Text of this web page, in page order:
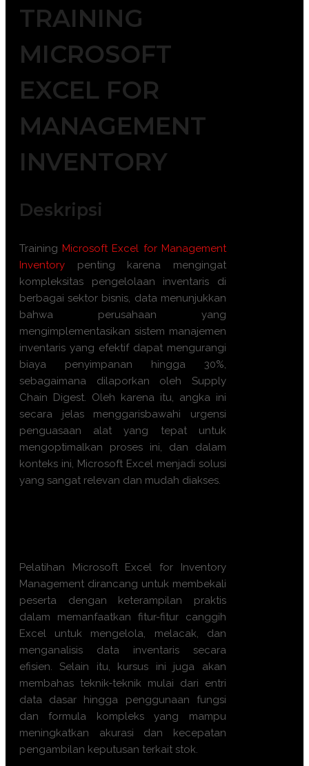
TRAINING
MICROSOFT
EXCEL FOR
MANAGEMENT
INVENTORY
Deskripsi
Training Microsoft Excel for Management
Inventory penting karena mengingat
kompleksitas pengelolaan inventaris di
berbagai sektor bisnis, data menunjukkan
bahwa perusahaan yang
mengimplementasikan sistem manajemen
inventaris yang efektif dapat mengurangi
biaya penyimpanan hingga 30%,
sebagaimana dilaporkan oleh Supply
Chain Digest. Oleh karena itu, angka ini
secara jelas menggarisbawahi urgensi
penguasaan alat yang tepat untuk
mengoptimalkan proses ini, dan dalam
konteks ini, Microsoft Excel menjadi solusi
yang sangat relevan dan mudah diakses.
Pelatihan Microsoft Excel for Inventory
Management dirancang untuk membekali
peserta dengan keterampilan praktis
dalam memanfaatkan fitur-fitur canggih
Excel untuk mengelola, melacak, dan
menganalisis data inventaris secara
efisien. Selain itu, kursus ini juga akan
membahas teknik-teknik mulai dari entri
data dasar hingga penggunaan fungsi
dan formula kompleks yang mampu
meningkatkan akurasi dan kecepatan
pengambilan keputusan terkait stok.